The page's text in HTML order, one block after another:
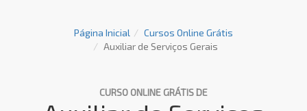
Página Inicial
Cursos Online Grátis
Auxiliar de Serviços Gerais
CURSO ONLINE GRÁTIS DE